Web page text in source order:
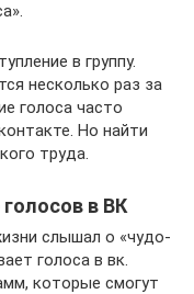
в группу.
несколько раз за
голоса часто
Но найти
труда.
в ВК
слышал о «чудо-
голоса в вк.
которые смогут